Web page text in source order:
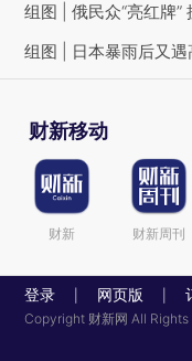
组图 | 俄民众“亮红牌
组图 | 日本暴雨后又
财新移动
财新 财新周刊
登录 网页版
Copyright 财新网 All